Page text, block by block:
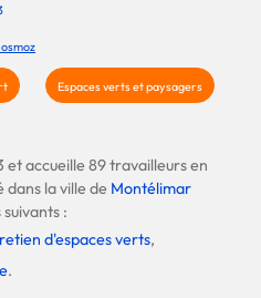
Espaces verts et paysagers
et accueille 89 travailleurs en
dans la ville de Montélimar
:
d'espaces verts,
.